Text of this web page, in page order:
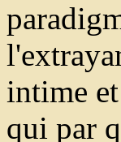
intime
qui par